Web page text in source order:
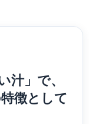
汁」で、
徴として